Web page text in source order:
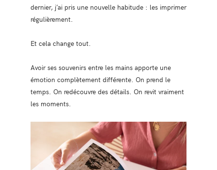
dernier, j’ai pris une nouvelle habitude : les imprimer
régulièrement.
Et cela change tout.
Avoir ses souvenirs entre les mains apporte une
émotion complètement différente. On prend le
temps. On redécouvre des détails. On revit vraiment
les moments.